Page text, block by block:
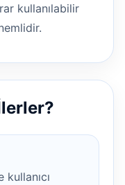
kullanılabilir